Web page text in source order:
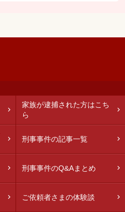
家族が逮捕された方はこち
ら
刑事事件の記事一覧
刑事事件のQ&Aまとめ
ご依頼者さまの体験談